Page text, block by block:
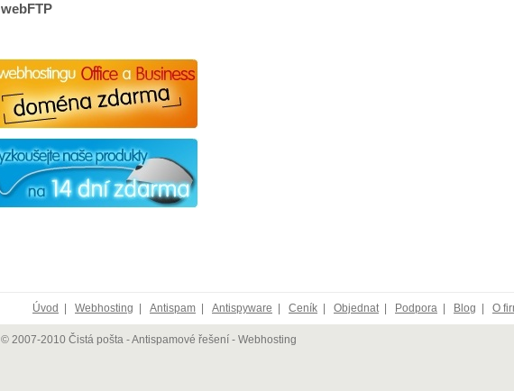
webFTP
Úvod Webhosting Antispam Antispyware Ceník Objednat| Podpora Blog O
© 2007-2010 Čistá pošta - Antispamové řešení - Webhosting